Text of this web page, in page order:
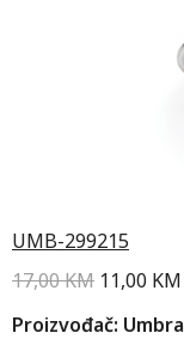
UMB-299215
17,00KM 11,00 KM
Proizvođač: Umbra